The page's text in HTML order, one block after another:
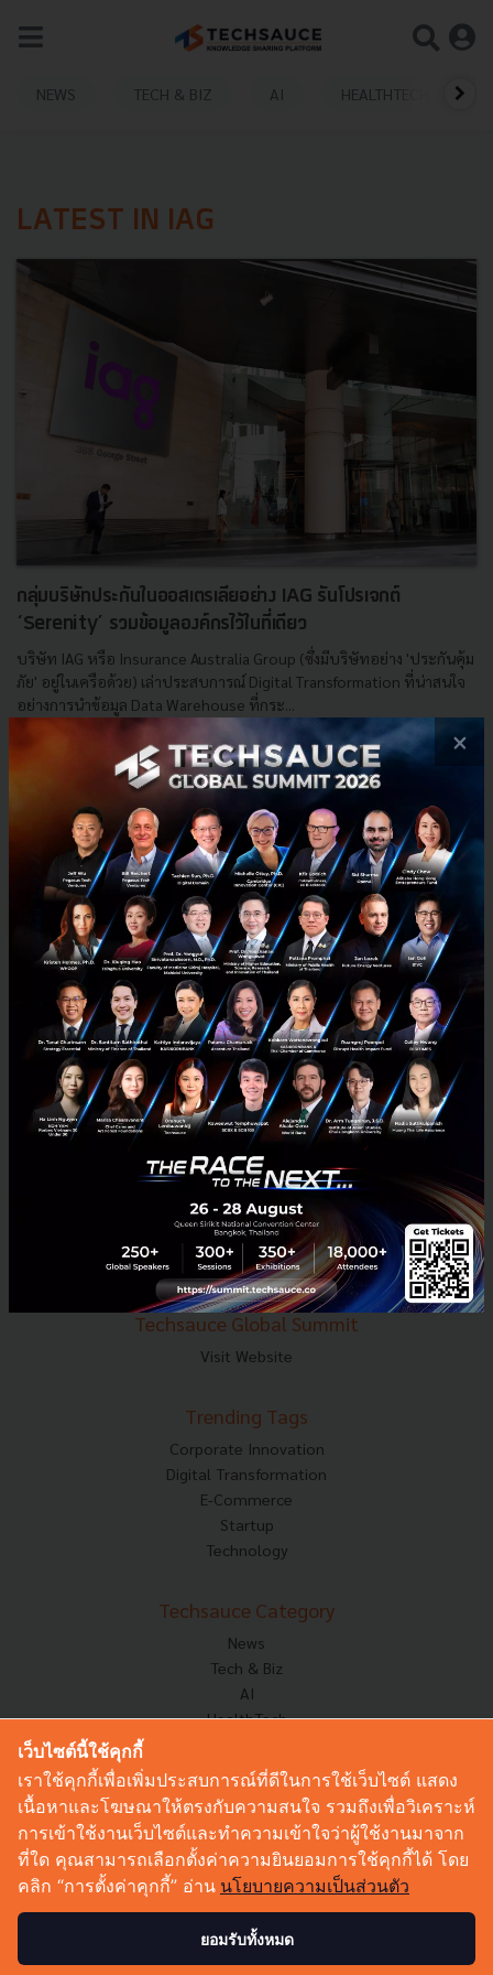
NEWS TECH & BIZ AI HEALTHTECH
LATEST IN IAG
กลุ่มบริษัทประกันในออสเตรเลียอย่าง IAG รันโปรเจกต์
‘Serenity’ รวมข้อมูลองค์กรไว้ในที่เดียว
บริษัท IAG หรือ Insurance Australia Group (ซึ่งมีบริษัทอย่าง 'ประกันคุ้ม
ภัย' อยู่ในเครือด้วย) เล่าประสบการณ์ Digital Transformation ที่น่าสนใจ
อย่างการนำข้อมูล Data Warehouse ที่กระ...
| By Techsauce Team
E-mail :contact@techsauce.co
Tel : 02-001-5375
Mobile : 06-4658-9500
Techsauce Media
About Techsauce
Techsauce Services
Privacy Policy
ส่งบทความ
Techsauce Global Summit
Visit Website
Trending Tags
Corporate Innovation
Digital Transformation
E-Commerce
Startup
Technology
Techsauce Category
News
Tech & Biz
AI
HealthTech
Corp Innov
Saucy Thoughts
Based On
Sustainable
Videos
Podcast
×
เว็บไซต์นี้ใช้คุกกี้
เราใช้คุกกี้เพื่อเพิ่มประสบการณ์ที่ดีในการใช้เว็บไซต์ แสดง
เนื้อหาและโฆษณาให้ตรงกับความสนใจ รวมถึงเพื่อวิเคราะห์
การเข้าใช้งานเว็บไซต์และทำความเข้าใจว่าผู้ใช้งานมาจาก
ที่ใด คุณสามารถเลือกตั้งค่าความยินยอมการใช้คุกกี้ได้ โดย
คลิก “การตั้งค่าคุกกี้” อ่าน นโยบายความเป็นส่วนตัว
ยอมรับทั้งหมด